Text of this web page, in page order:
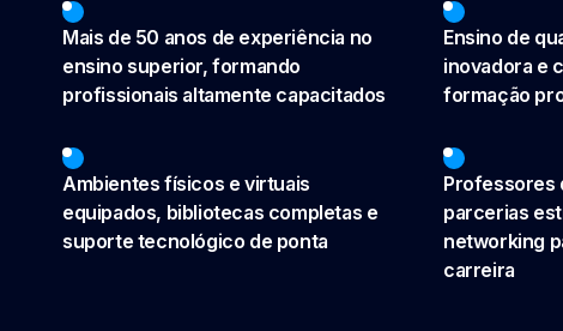
Mais de 50 anos de experiência no
ensino superior, formando
profissionais altamente capacitados
Ensino de
inovadora e
formação
Ambientes físicos e virtuais
equipados, bibliotecas completas e
suporte tecnológico de ponta
Professores
parcerias
networking
carreira